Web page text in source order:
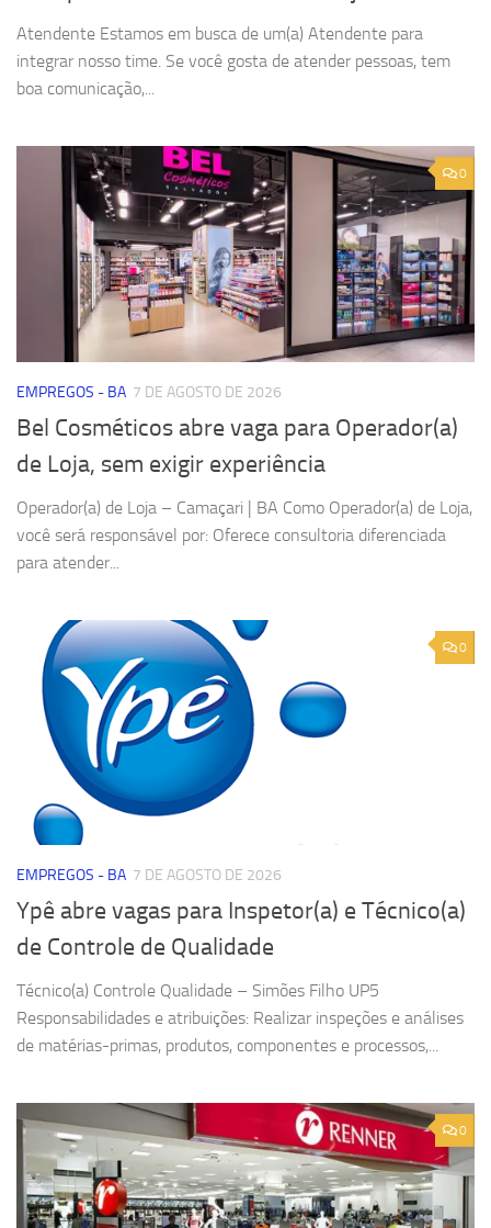
Atendente Estamos em busca de um(a) Atendente para
integrar nosso time. Se você gosta de atender pessoas, tem
boa comunicação,...
0
EMPREGOS - BA 7 DE AGOSTO DE 2026
Bel Cosméticos abre vaga para Operador(a)
de Loja, sem exigir experiência
Operador(a) de Loja – Camaçari | BA Como Operador(a) de Loja,
você será responsável por: Oferece consultoria diferenciada
para atender...
0
EMPREGOS - BA 7 DE AGOSTO DE 2026
Ypê abre vagas para Inspetor(a) e Técnico(a)
de Controle de Qualidade
Técnico(a) Controle Qualidade – Simões Filho UP5
Responsabilidades e atribuições: Realizar inspeções e análises
de matérias-primas, produtos, componentes e processos,...
0